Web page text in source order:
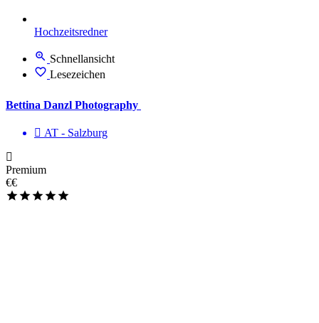
Hochzeitsredner
Schnellansicht
Lesezeichen
Bettina Danzl Photography
AT - Salzburg
Premium
€€